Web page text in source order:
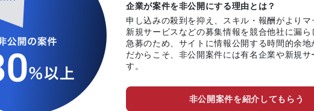
企業が案件を非公開にする理由とは？
申し込みの殺到を抑え、スキル・報酬がより
新規サービスなどの募集情報を競合他社に漏ら
急募のため、サイトに情報公開する時間的余地
だからこそ、非公開案件には有名企業や新規サ
す。
非公開案件を紹介してもらう